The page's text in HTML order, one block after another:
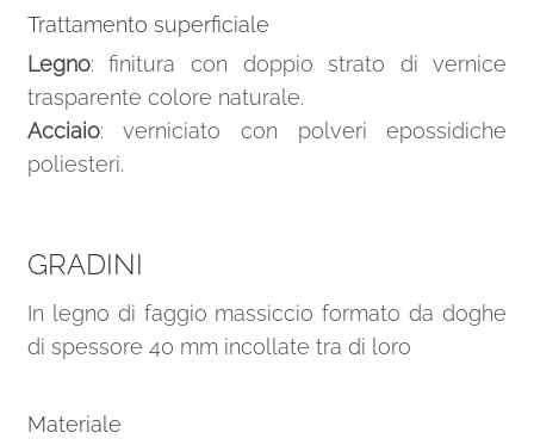
Trattamento superficiale
Legno: finitura con doppio strato di vernice
trasparente colore naturale.
Acciaio: verniciato con polveri epossidiche
poliesteri.
GRADINI
In legno di faggio massiccio formato da doghe
di spessore 40 mm incollate tra di loro
Materiale